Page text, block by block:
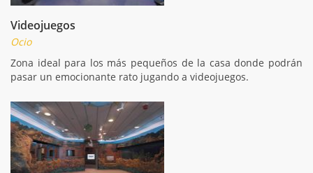
Videojuegos
Ocio
Zona ideal para los más pequeños de la casa donde podrán
pasar un emocionante rato jugando a videojuegos.